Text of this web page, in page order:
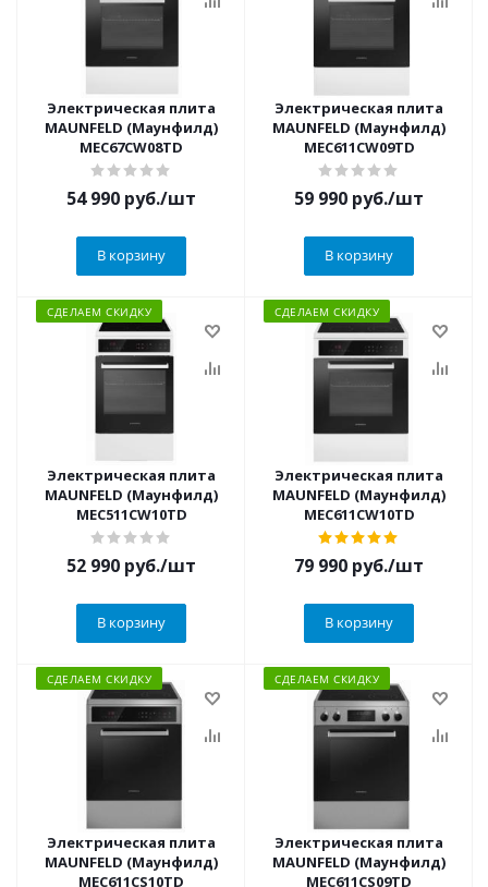
Электрическая плита
MAUNFELD (Маунфилд)
MEC67CW08TD
54 990 руб./шт
В корзину
Электрическая плита
MAUNFELD (Маунфилд)
MEC611CW09TD
59 990 руб./шт
В корзину
СДЕЛАЕМ СКИДКУ
Электрическая плита
MAUNFELD (Маунфилд)
MEC511CW10TD
52 990 руб./шт
В корзину
СДЕЛАЕМ СКИДКУ
Электрическая плита
MAUNFELD (Маунфилд)
MEC611CW10TD
79 990 руб./шт
В корзину
СДЕЛАЕМ СКИДКУ
Электрическая плита
MAUNFELD (Маунфилд)
MEC611CS10TD
СДЕЛАЕМ СКИДКУ
Электрическая плита
MAUNFELD (Маунфилд)
MEC611CS09TD